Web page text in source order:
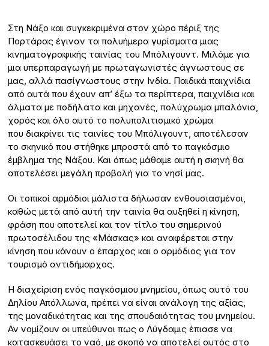
Στη Νάξο και συγκεκριμένα στον χώρο πέριξ της
Πορτάρας έγιναν τα πολυήμερα γυρίσματα μιας
κινηματογραφικής ταινίας του Μπόλιγουντ. Μιλάμε για
μια υπερπαραγωγή με πρωταγωνιστές άγνωστους σε
μας, αλλά πασίγνωστους στην Ινδία. Παιδικά παιχνίδια
από αυτά που έχουν απ’ έξω τα περίπτερα, παιχνίδια και
άλματα με ποδήλατα και μηχανές, πολύχρωμα μπαλόνια,
χορός και όλο αυτό το πολυπολιτισμικό χρώμα
που διακρίνει τις ταινίες του Μπόλιγουντ, αποτέλεσαν
το σκηνικό που στήθηκε μπροστά από το παγκόσμιο
έμβλημα της Νάξου. Και όπως μάθαμε αυτή η σκηνή θα
αποτελέσει μεγάλη προβολή για το νησί μας.
Οι τοπικοί αρμόδιοι μάλιστα δήλωσαν ενθουσιασμένοι,
καθώς μετά από αυτή την ταινία θα αυξηθεί η κίνηση,
φράση που αποτελεί και τον τίτλο του σημερινού
πρωτοσέλιδου της «Μάσκας» και αναφέρεται στην
κίνηση που κάνουν ο έπαρχος και ο αρμόδιος για τον
τουρισμό αντιδήμαρχος.
Η διαχείριση ενός παγκόσμιου μνημείου, όπως αυτό του
Δηλίου Απόλλωνα, πρέπει να είναι ανάλογη της αξίας,
της μοναδικότητας και της σπουδαιότητας του μνημείου.
Αν νομίζουν οι υπεύθυνοι πως ο Λύγδαμις έπιασε να
κατασκευάσει το ναό, με σκοπό να αποτελεί αυτός στο